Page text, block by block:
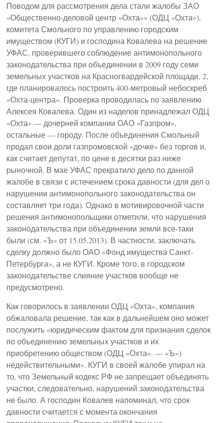
Поводом для рассмотрения дела стали жалобы ЗАО
«Общественно-деловой центр «Охта»» (ОДЦ «Охта»),
комитета Смольного по управлению городским
имуществом (КУГИ) и господина Ковалева на решение
УФАС, проверившего соблюдение антимонопольного
законодательства при объединении в 2009 году семи
земельных участков на Красногвардейской площади, 2,
где планировалось построить 400-метровый небоскреб
«Охта-центра». Проверка проводилась по заявлению
Алексея Ковалева. Один из наделов принадлежал ОДЦ
«Охта» — дочерней компании ОАО «Газпром»,
остальные — городу. После объединения Смольный
продал свои доли газпромовской «дочке» без торгов и,
как считает депутат, по цене в десятки раз ниже
рыночной. В мае УФАС прекратило дело по данной
жалобе в связи с истечением срока давности (для дел о
нарушении антимонопольного законодательства он
составляет три года). Однако в мотивировочной части
решения антимонопольщики отметили, что нарушения
законодательства при объединении земли все-таки
были (см. «Ъ» от 15.05.2013). В частности, заключать
сделку должно было ОАО «Фонд имущества Санкт-
Петербурга», а не КУГИ. Кроме того, в городском
законодательстве слияние участков вообще не
предусмотрено.
Как говорилось в заявлении ОДЦ «Охта», компания
обжаловала решение, так как в дальнейшем оно может
послужить «юридическим фактом для признания сделок
по объединению земельных участков и их
приобретению обществом (ОДЦ «Охта». — «Ъ»)
недействительными». КУГИ в своей жалобе упирал на
то, что Земельный кодекс РФ не запрещает объединять
участки, следовательно, нарушений законодательства
не было. А господин Ковалев напоминал, что срок
давности считается с момента окончания